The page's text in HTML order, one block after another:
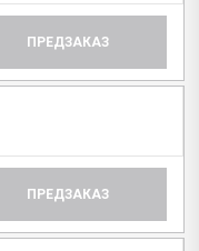
ПРЕДЗАКАЗ
ПРЕДЗАКАЗ